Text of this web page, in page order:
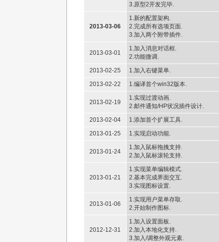
3.原型2开发完毕.
2013-03-06
1.新的配置架构.
2.完成所有选项页面.
3.加入两个附带插件.
2013-03-01
1.加入消息对话框.
2.功能微调.
2013-02-25
1.加入右键菜单.
2013-02-22
1.编译首个win32版本.
2013-02-19
1.实现过渡动画.
2.邮件通知/HP状况插件设计.
2013-02-04
1.添加首个扩展工具.
2013-01-25
1.实现启动功能.
2013-01-24
1.加入鼠标拖拽支持.
2.加入鼠标滚轮支持.
2013-01-21
1.实现菜单编辑模式.
2.基本完成界面交互.
3.实现图标设置.
2013-01-06
1.实现用户菜单存取.
2.开始制作图标.
2012-12-31
1.加入设置面板.
2.加入本地化支持.
3.加入/调整外观元素.